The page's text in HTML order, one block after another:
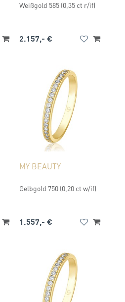
Weißgold 585 (0,35 ct r/if)
2.157,- €
MY BEAUTY
Gelbgold 750 (0,20 ct w/if)
1.557,- €